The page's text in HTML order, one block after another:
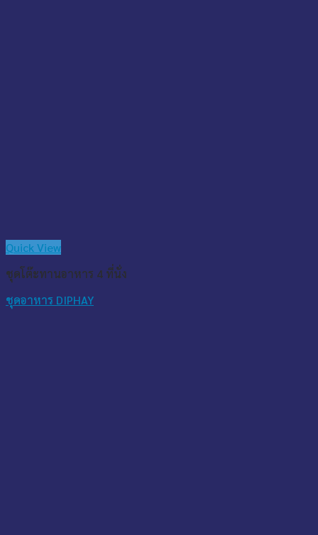
Quick View
ชุดโต๊ะทานอาหาร 4 ที่นั่ง
ชุดอาหาร DIPHAY